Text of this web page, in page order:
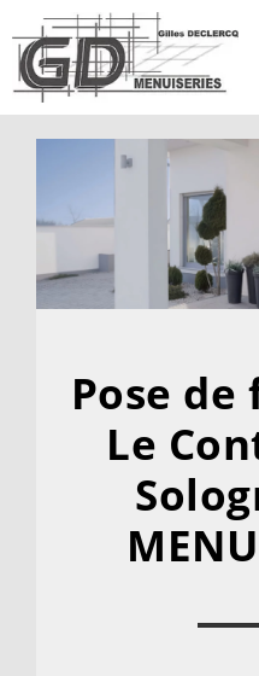
Passer
au
contenu
Pose
Le